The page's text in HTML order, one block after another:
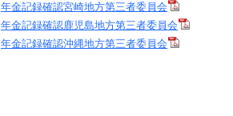
年金記録確認宮崎地方第三者委員会
年金記録確認鹿児島地方第三者委員会
年金記録確認沖縄地方第三者委員会